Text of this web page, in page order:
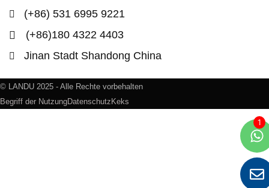
(+86) 531 6995 9221
(+86)180 4322 4403
Jinan Stadt Shandong China
© LANDU 2025 - Alle Rechte vorbehalten
Begriff der NutzungDatenschutz Keks